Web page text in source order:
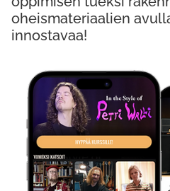
Kokeile
oheismateriaalien
innostavaa!